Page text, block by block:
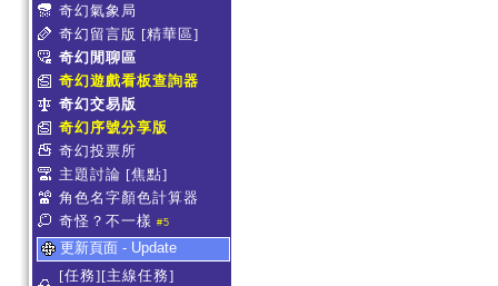
奇幻氣象局
奇幻留言版 [精華區]
奇幻閒聊區
奇幻遊戲看板查詢器
奇幻交易版
奇幻序號分享版
奇幻投票所
主題討論 [焦點]
角色名字顏色計算器
奇怪？不一樣 #5
更新頁面 - Update
[任務][主線任務]